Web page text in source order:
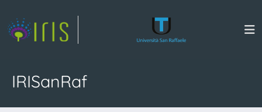
IRISanRaf